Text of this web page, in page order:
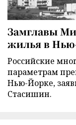
Замглавы
жилья в
Российские
параметрам
Нью-Йорке,
Стасишин.